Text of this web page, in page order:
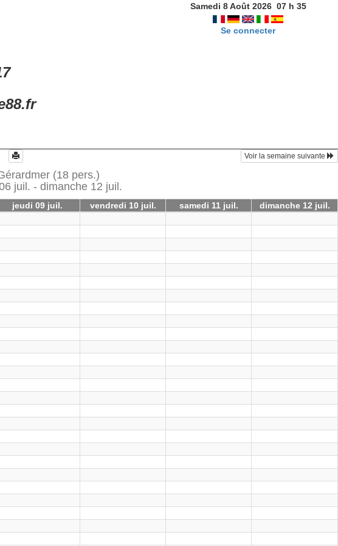
Samedi 8 Août 2026 07h 35
Se connecter
jeudi 09 juil. vendredi 10 juil. samedi 11 juil. dimanche 12 juil.
Voir la semaine suivante
(18 pers.)
juil. - dimanche 12 juil.